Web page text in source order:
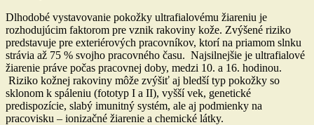
Dlhodobé vystavovanie pokožky ultrafialovému žiareniu je
rozhodujúcim faktorom pre vznik rakoviny kože. Zvýšené riziko
predstavuje pre exteriérových pracovníkov, ktorí na priamom slnku
strávia až 75 % svojho pracovného času. Najsilnejšie je ultrafialové
žiarenie práve počas pracovnej doby, medzi 10. a 16. hodinou.
Riziko kožnej rakoviny môže zvýšiť aj bledší typ pokožky so
sklonom k spáleniu (fototyp I a II), vyšší vek, genetické
predispozície, slabý imunitný systém, ale aj podmienky na
pracovisku – ionizačné žiarenie a chemické látky.